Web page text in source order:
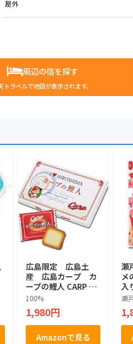
屋外
周辺の宿を探す
トラベルで地図が表示されます。
広島限定 広島土
産 広島カープ カ
ープの鯉人 CARP no
KOIBITO ホワイトラ
ングドシャ White
Langue de chat I lo
ve Hiroshima カー
プ 焼菓子 １２個
100%
1,980円
Amazonで見る
瀬
メ
入
ギ
ウ
瀬